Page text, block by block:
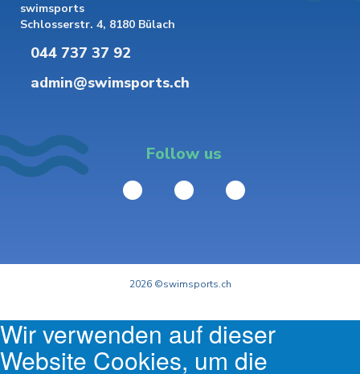
swimsports
Schlosserstr. 4, 8180 Bülach
044 737 37 92
admin@swimsports.ch
Follow us
2026 ©swimsports.ch
Wir verwenden auf dieser
Website Cookies, um die